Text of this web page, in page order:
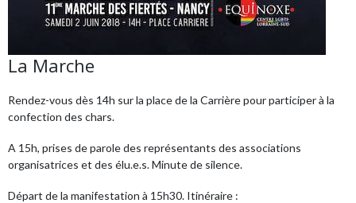
La Marche
Rendez-vous dès 14h sur la place de la Carrière pour participer à la
confection des chars.
A 15h, prises de parole des représentants des associations
organisatrices et des élu.e.s. Minute de silence.
Départ de la manifestation à 15h30. Itinéraire :